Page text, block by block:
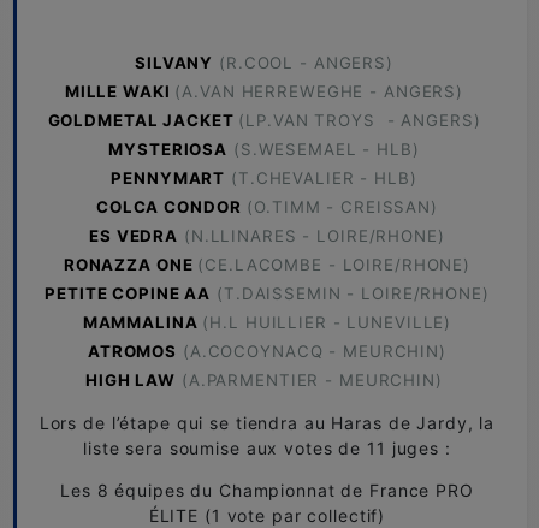
SILVANY (R.COOL - ANGERS)
MILLE WAKI (A.VAN HERREWEGHE - ANGERS)
GOLDMETAL JACKET (LP.VAN TROYS - ANGERS)
MYSTERIOSA (S.WESEMAEL - HLB)
PENNYMART (T.CHEVALIER - HLB)
COLCA CONDOR (O.TIMM - CREISSAN)
ES VEDRA (N.LLINARES - LOIRE/RHONE)
RONAZZA ONE (CE.LACOMBE - LOIRE/RHONE)
PETITE COPINE AA (T.DAISSEMIN - LOIRE/RHONE)
MAMMALINA (H.L HUILLIER - LUNEVILLE)
ATROMOS (A.COCOYNACQ - MEURCHIN)
HIGH LAW (A.PARMENTIER - MEURCHIN)
Lors de l’étape qui se tiendra au Haras de Jardy, la
liste sera soumise aux votes de 11 juges :
Les 8 équipes du Championnat de France PRO
ÉLITE (1 vote par collectif)